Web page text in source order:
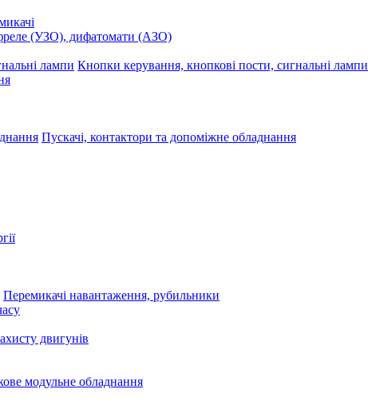
(УЗО), дифатомати (АЗО)
Кнопки керування, кнопкові пости, сигнальні лампи
Пускачі, контактори та допоміжне обладнання
Перемикачі навантаження, рубильники
двигунів
модульне обладнання